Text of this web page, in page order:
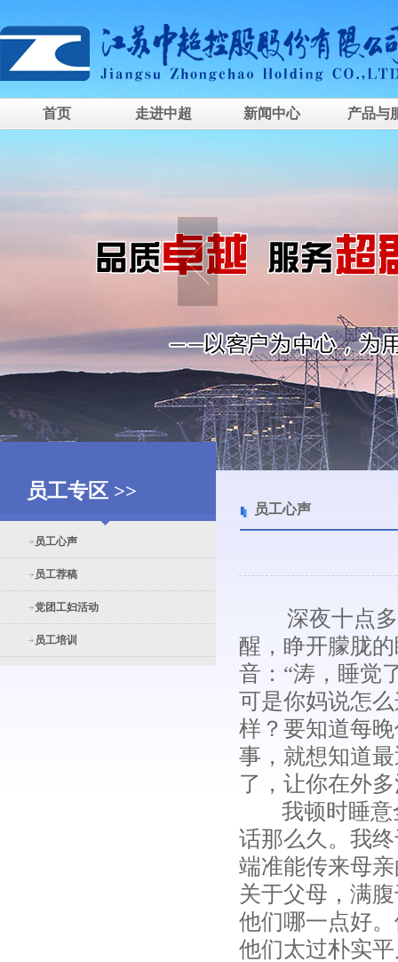
首页 走进中超 新闻中心 产品与
员工专区 >>
员工心声
员工荐稿
党团工妇活动
员工培训
员工心声
深夜十点多
醒，睁开朦胧
音：“涛，睡觉
可是你妈说怎
样？要知道每
事，就想知道
了，让你在外
我顿时睡意
话那么久。我
端准能传来母
关于父母，满
他们哪一点好
他们太过朴实